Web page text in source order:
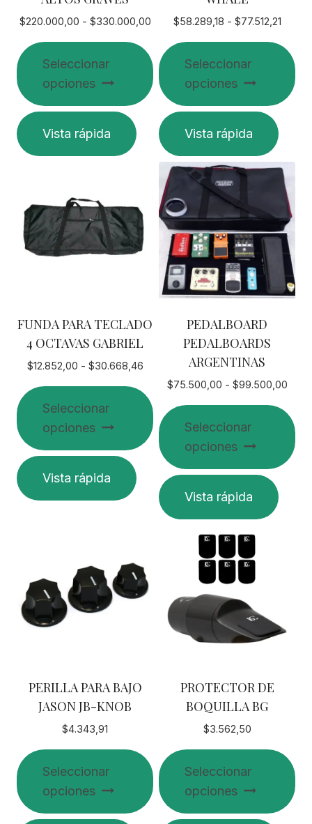
$220.000,00 - $330.000,00Rango
precios:
desde
$220.000,00
hasta
$330.000,00
Seleccionar
opciones
Este
producto
tiene
variantes.
Las
opciones
se
la
página
de
producto
Vista rápida
$58.289,18 - $77.512,21Rango
desde
hasta
Seleccionar
opciones
Este
producto
tiene
múltiples
variantes.
Las
opciones
se
pueden
elegir
página
producto
Vista rápida
FUNDA PARA TECLADO
4 OCTAVAS GABRIEL
$12.852,00 - $30.668,46Rango
precios:
desde
$12.852,00
hasta
$30.668,46
Seleccionar
opciones
Este
producto
tiene
opciones
se
pueden
página
producto
Vista rápida
PEDALBOARD
PEDALBOARDS
ARGENTINAS
$75.500,00 - $99.500,00
hasta
Seleccionar
opciones
Este
producto
tiene
múltiples
variantes.
opciones
se
pueden
página
producto
Vista rápida
PERILLA PARA BAJO
JASON JB-KNOB
$4.343,91
Seleccionar
opciones
PROTECTOR DE
BOQUILLA BG
$3.562,50
Seleccionar
opciones